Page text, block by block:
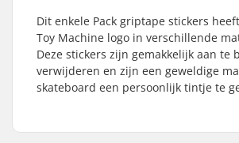
Dit enkele Pack griptape stickers
Toy Machine logo in verschillende
Deze stickers zijn gemakkelijk aan te
verwijderen en zijn een geweldige
skateboard een persoonlijk tintje te